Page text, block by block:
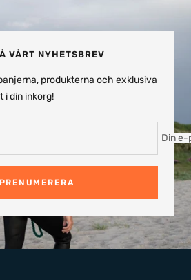
1
2 3 4
VÅRT NYHETSBREV
produkterna och exklusiva
i din inkorg!
Din e-
PRENUMERERA